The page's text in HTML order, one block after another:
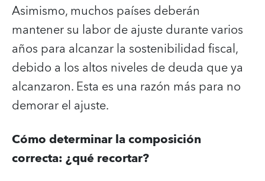
Asimismo, muchos países deberán
mantener su labor de ajuste durante varios
años para alcanzar la sostenibilidad fiscal,
debido a los altos niveles de deuda que ya
alcanzaron. Esta es una razón más para no
demorar el ajuste.
Cómo determinar la composición
correcta: ¿qué recortar?